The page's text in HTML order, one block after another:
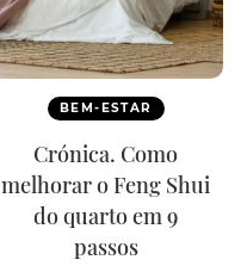
BEM-ESTAR
Crónica. Como
melhorar o Feng Shui
do quarto em 9
passos